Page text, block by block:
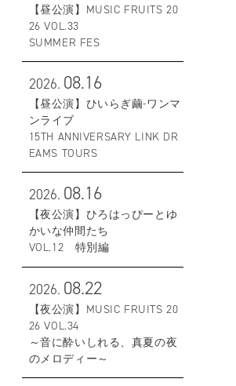
【昼公演】MUSIC FRUITS 20
26 VOL.33
SUMMER FES
2026. 08.16
【昼公演】ひいらぎ繭-ワンマ
ンライブ
15TH ANNIVERSARY LINK DR
EAMS TOURS
2026. 08.16
【夜公演】ひろはっぴーとゆ
かいな仲間たち
VOL.12 特別編
2026. 08.22
【夜公演】MUSIC FRUITS 20
26 VOL.34
～音に酔いしれる、真夏の夜
のメロディー～